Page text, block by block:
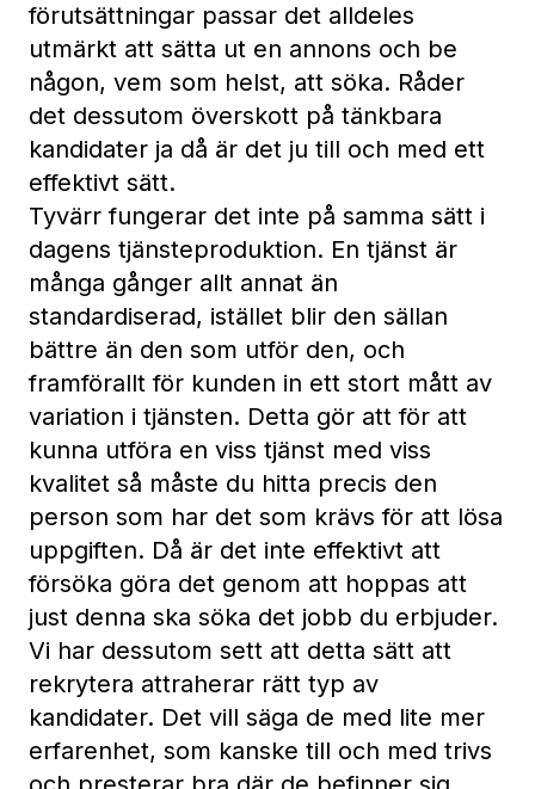
förutsättningar passar det alldeles
utmärkt att sätta ut en annons och be
någon, vem som helst, att söka. Råder
det dessutom överskott på tänkbara
kandidater ja då är det ju till och med ett
effektivt sätt.
Tyvärr fungerar det inte på samma sätt i
dagens tjänsteproduktion. En tjänst är
många gånger allt annat än
standardiserad, istället blir den sällan
bättre än den som utför den, och
framförallt för kunden in ett stort mått av
variation i tjänsten. Detta gör att för att
kunna utföra en viss tjänst med viss
kvalitet så måste du hitta precis den
person som har det som krävs för att lösa
uppgiften. Då är det inte effektivt att
försöka göra det genom att hoppas att
just denna ska söka det jobb du erbjuder.
Vi har dessutom sett att detta sätt att
rekrytera attraherar rätt typ av
kandidater. Det vill säga de med lite mer
erfarenhet, som kanske till och med trivs